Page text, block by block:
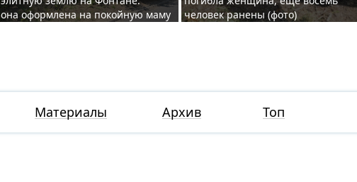
она оформлена на покойную маму
человек ранены (фото)
Материалы Архив Топ